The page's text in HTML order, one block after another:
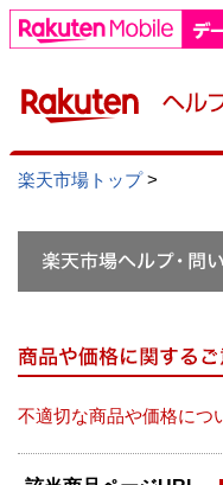
楽天市場トップ>
不適切な商品や価格につ